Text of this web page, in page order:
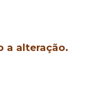
a alteração.